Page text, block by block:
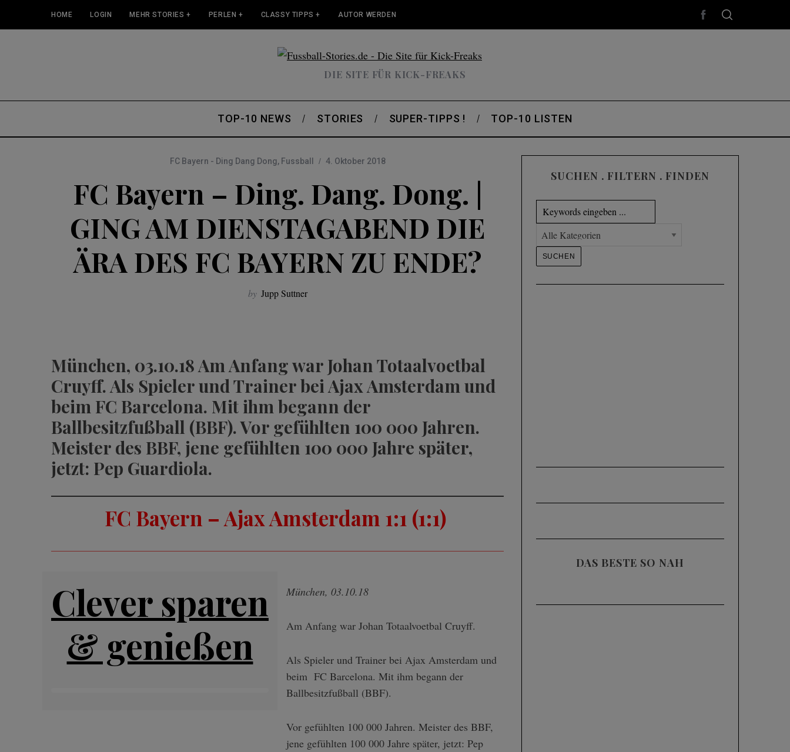
HOME LOGIN MEHR STORIES + PERLEN + CLASSY TIPPS + AUTOR WERDEN
DIE SITE FÜR KICK-FREAKS
TOP-10 NEWS STORIES SUPER-TIPPS ! TOP-10 LISTEN
FC Bayern - Ding Dang Dong, Fussball 4. Oktober 2018
FC Bayern – Ding. Dang. Dong. |
GING AM DIENSTAGABEND DIE
ÄRA DES FC BAYERN ZU ENDE?
by Jupp Suttner
München, 03.10.18 Am Anfang war Johan Totaalvoetbal
Cruyff. Als Spieler und Trainer bei Ajax Amsterdam und
beim FC Barcelona. Mit ihm begann der
Ballbesitzfußball (BBF). Vor gefühlten 100 000 Jahren.
Meister des BBF, jene gefühlten 100 000 Jahre später,
jetzt: Pep Guardiola.
FC Bayern – Ajax Amsterdam 1:1 (1:1)
Clever sparen
& genießen
München, 03.10.18
Am Anfang war Johan Totaalvoetbal Cruyff.
Als Spieler und Trainer bei Ajax Amsterdam und
beim FC Barcelona. Mit ihm begann der
Ballbesitzfußball (BBF).
Vor gefühlten 100 000 Jahren. Meister des BBF,
jene gefühlten 100 000 Jahre später, jetzt: Pep
SUCHEN . FILTERN . FINDEN
DAS BESTE SO NAH